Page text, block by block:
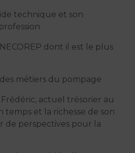
technique et son
dont il est le plus
des métiers du pompage
actuel trésorier au
temps et la richesse de son
de perspectives pour la